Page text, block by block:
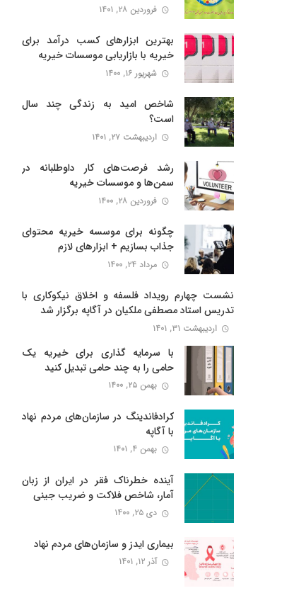
فروردین ۲۸, ۱۴۰۱
بهترین ابزارهای کسب درآمد برای
خیریه با بازاریابی موسسات خیریه
شهریور ۱۶, ۱۴۰۰
شاخص امید به زندگی چند سال
است؟
اردیبهشت ۲۷, ۱۴۰۱
رشد فرصت‌های کار داوطلبانه در
سمن‌ها و موسسات خیریه
فروردین ۲۸, ۱۴۰۰
چگونه برای موسسه خیریه محتوای
جذاب بسازیم + ابزارهای لازم
مرداد ۲۴, ۱۴۰۰
نشست چهارم رویداد فلسفه و اخلاق نیکوکاری با
تدریس استاد مصطفی ملکیان در آگاپه برگزار شد
اردیبهشت ۳۱, ۱۴۰۱
با سرمایه گذاری برای خیریه یک
حامی را به چند حامی تبدیل کنید
بهمن ۲۵, ۱۴۰۰
کرادفاندینگ در سازمان‌های مردم نهاد
با آگاپه
بهمن ۴, ۱۴۰۱
آینده خطرناک فقر در ایران از زبان
آمار، شاخص فلاکت و ضریب جینی
دی ۲۵, ۱۴۰۰
بیماری ایدز و سازمان‌های مردم نهاد
آذر ۱۲, ۱۴۰۱